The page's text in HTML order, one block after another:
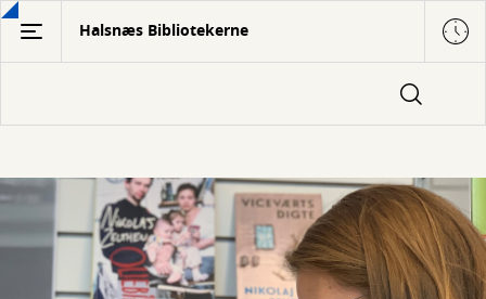
Gå
hovedindhold
Halsnæs Bibliotekerne
Inspiration